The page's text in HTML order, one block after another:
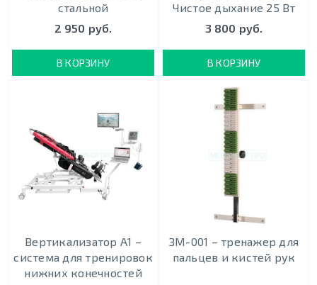
стальной
2 950 руб.
В КОРЗИНУ
Чистое дыхание 25 Вт
3 800 руб.
В КОРЗИНУ
Вертикализатор А1 –
система для тренировок
нижних конечностей
ЗМ-001 – тренажер для
пальцев и кистей рук